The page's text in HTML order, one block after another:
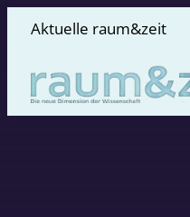
Aktuelle raum&zeit